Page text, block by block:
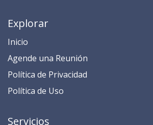
Explorar
Inicio
​​​​​​​​​​​​​​​​​​​​​​​​​​​​A​gend​e ​u​na​ Reunión​
​​​​​​P​o​l​ítica de Privacidad
​​​​​​​​​​​P​o​l​í​t​ic​a​ d​e ​U​so​
Servicios